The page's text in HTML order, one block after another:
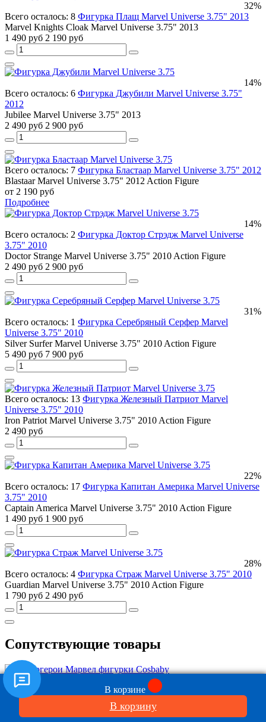
32%
Всего осталось: 8 Фигурка Плащ Marvel Universe 3.75" 2013
Marvel Knights Cloak Marvel Universe 3.75" 2013
1 490 руб 2 190 руб
14%
Всего осталось: 6 Фигурка Джубили Marvel Universe 3.75"
2012
Jubilee Marvel Universe 3.75" 2013
2 490 руб 2 900 руб
Всего осталось: 7 Фигурка Бластаар Marvel Universe 3.75" 2012
Blastaar Marvel Universe 3.75" 2012 Action Figure
от 2 190 руб
Подробнее
14%
Всего осталось: 2 Фигурка Доктор Стрэдж Marvel Universe
3.75" 2010
Doctor Strange Marvel Universe 3.75" 2010 Action Figure
2 490 руб 2 900 руб
31%
Всего осталось: 1 Фигурка Серебряный Серфер Marvel
Universe 3.75" 2010
Silver Surfer Marvel Universe 3.75" 2010 Action Figure
5 490 руб 7 900 руб
Всего осталось: 13 Фигурка Железный Патриот Marvel
Universe 3.75" 2010
Iron Patriot Marvel Universe 3.75" 2010 Action Figure
2 490 руб
22%
Всего осталось: 17 Фигурка Капитан Америка Marvel Universe
3.75" 2010
Captain America Marvel Universe 3.75" 2010 Action Figure
1 490 руб 1 900 руб
28%
Всего осталось: 4 Фигурка Страж Marvel Universe 3.75" 2010
Guardian Marvel Universe 3.75" 2010 Action Figure
1 790 руб 2 490 руб
Сопутствующие товары
Всего осталось: 5
Супергерои Марвел фигурки Cosbaby
890 руб
В корзине
В корзину